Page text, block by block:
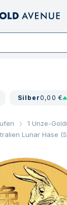
Silber0,00 €
1 Unze-
Lunar Hase